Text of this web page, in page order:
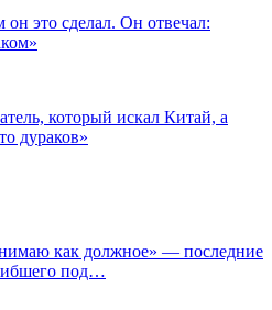
он это сделал. Он отвечал:
который искал Китай, а
дураков»
как должное» — последние
под…